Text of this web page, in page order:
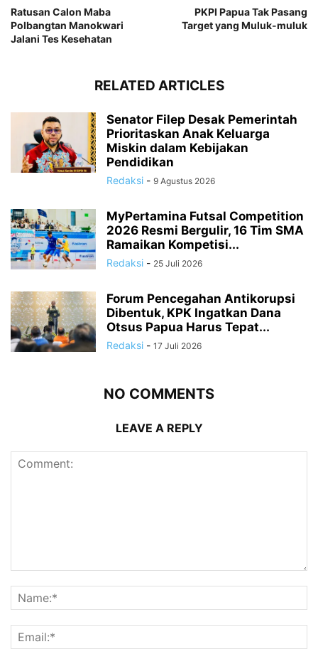
Ratusan Calon Maba
Polbangtan Manokwari
Jalani Tes Kesehatan
PKPI Papua Tak Pasang
Target yang Muluk-muluk
RELATED ARTICLES
Senator Filep Desak Pemerintah
Prioritaskan Anak Keluarga
Miskin dalam Kebijakan
Pendidikan
Redaksi - 9 Agustus 2026
MyPertamina Futsal Competition
2026 Resmi Bergulir, 16 Tim SMA
Ramaikan Kompetisi...
Redaksi - 25 Juli 2026
Forum Pencegahan Antikorupsi
Dibentuk, KPK Ingatkan Dana
Otsus Papua Harus Tepat...
Redaksi - 17 Juli 2026
NO COMMENTS
LEAVE A REPLY